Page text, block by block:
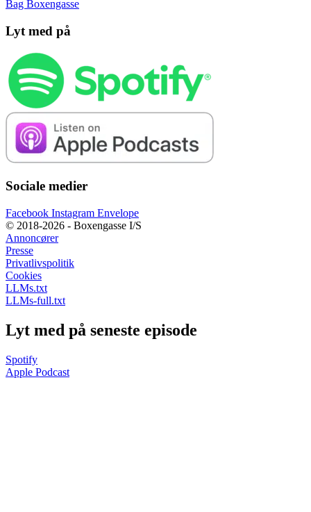
Bag Boxengasse
Lyt med på
Sociale medier
Facebook Instagram Envelope
© 2018-2026 - Boxengasse I/S
Annoncører
Presse
Privatlivspolitik
Cookies
LLMs.txt
LLMs-full.txt
Lyt med på seneste episode
Spotify
Apple Podcast